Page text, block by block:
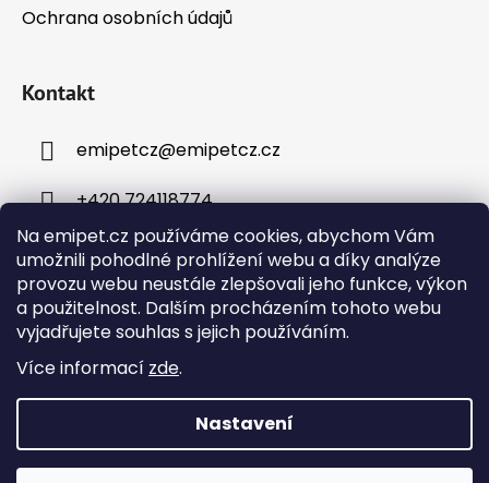
Na emipet.cz používáme cookies, abychom Vám
umožnili pohodlné prohlížení webu a díky analýze
provozu webu neustále zlepšovali jeho funkce, výkon
a použitelnost. Dalším procházením tohoto webu
vyjadřujete souhlas s jejich používáním.
Více informací zde.
Nastavení
Objednávky přijaté v pracovní dny do 12:00 budou
Ochrana osobních údajů
Kontakt
emipetcz@emipetcz.cz
+420 724118774
Instagram
Vytvořil Shoptet
Copyright 2026Emipet – chovatelské potřeby